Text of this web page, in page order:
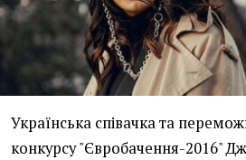
Українська співачка та
конкурсу "Євробачення-2016"